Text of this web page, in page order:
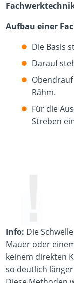
Aufbau einer
Die Basis
Darauf
Rähm.
Für die
Streben
Info: Die
Mauer oder
keinem direkten
so deutlich